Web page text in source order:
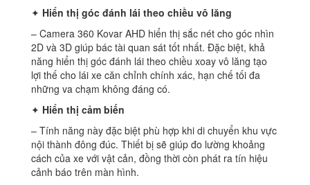
✦ Hiển thị góc đánh lái theo chiều vô lăng
– Camera 360 Kovar AHD hiển thị sắc nét cho góc nhìn
2D và 3D giúp bác tài quan sát tốt nhất. Đặc biệt, khả
năng hiển thị góc đánh lái theo chiều xoay vô lăng tạo
lợi thế cho lái xe căn chỉnh chính xác, hạn chế tối đa
những va chạm không đáng có.
✦ Hiển thị cảm biến
– Tính năng này đặc biệt phù hợp khi di chuyển khu vực
nội thành đông đúc. Thiết bị sẽ giúp đo lường khoảng
cách của xe với vật cản, đồng thời còn phát ra tín hiệu
cảnh báo trên màn hình.